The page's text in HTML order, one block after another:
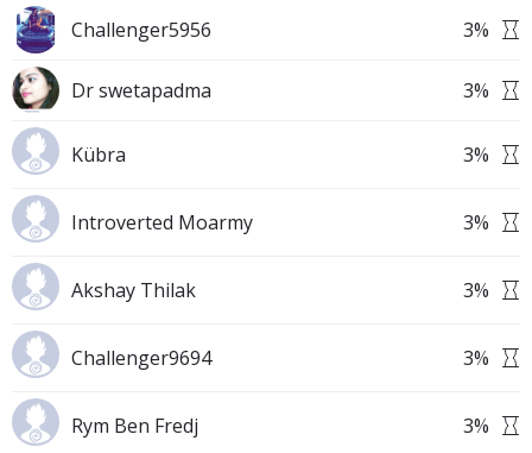
Challenger5956 3%
Dr swetapadma 3%
Kübra 3%
Introverted Moarmy 3%
Akshay Thilak 3%
Challenger9694 3%
Rym Ben Fredj 3%